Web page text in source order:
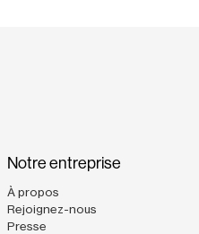
Notre entreprise
À propos
Rejoignez-nous
Presse